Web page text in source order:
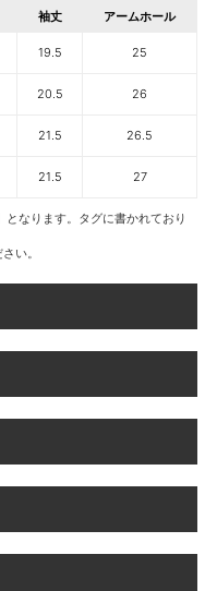
袖丈 アームホール
19.5 25
20.5 26
21.5 26.5
21.5 27
なります。タグに書かれており
い。